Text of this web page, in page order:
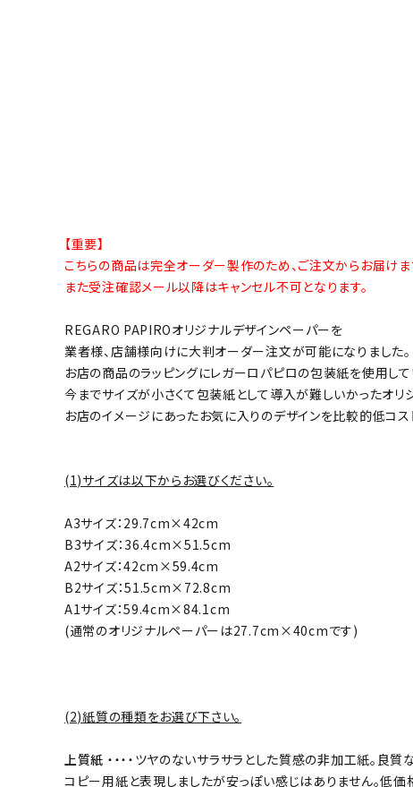
【重要】
こちらの商品は完全オーダー製作のため、ご注文からお届け
また受注確認メール以降はキャンセル不可となります。
REGARO PAPIROオリジナルデザインペーパーを
業者様、店舗様向けに大判オーダー注文が可能になりました。
お店の商品のラッピングにレガーロパピロの包装紙を使用して
今までサイズが小さくて包装紙として導入が難しいかったオリ
お店のイメージにあったお気に入りのデザインを比較的低コス
(1)サイズは以下からお選びください。
A3サイズ：29.7cm×42cm
B3サイズ：36.4cm×51.5cm
A2サイズ：42cm×59.4cm
B2サイズ：51.5cm×72.8cm
A1サイズ：59.4cm×84.1cm
(通常のオリジナルペーパーは27.7cm×40cmです)
(2)紙質の種類をお選び下さい。
上質紙 ・・・・ツヤのないサラサラとした質感の非加工紙。
コピー用紙と表現しましたが安っぽい感じはありません。低価